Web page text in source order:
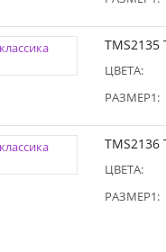
TMS2135
ЦВЕТА:
РАЗМЕР1:
TMS2136
ЦВЕТА:
РАЗМЕР1: